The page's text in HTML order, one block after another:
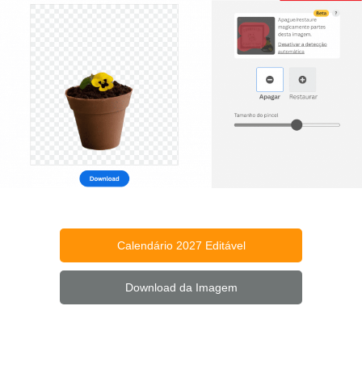
Calendário 2027 Editável
Download da Imagem